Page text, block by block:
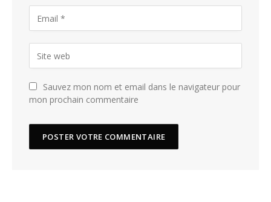
Sauvez mon nom et email dans le navigateur pour
mon prochain commentaire